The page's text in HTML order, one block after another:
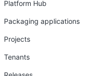
Platform Hub
Packaging applications
Projects
Tenants